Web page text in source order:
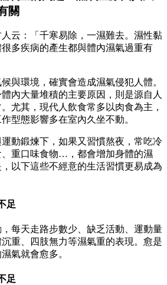
關
人云：「千寒易除，一濕難去。濕性黏
多疾病的產生都與體內濕氣過重有
與環境，確實會造成濕氣侵犯人體。
內大量堆積的主要原因，則是源自人
尤其，現代人飲食常多以肉食為主，
型態影響多在室內久坐不動。
動鍛煉下，如果又習慣熬夜，常吃冷
重口味食物…，都會增加身體的濕
以下這些不經意的生活習慣更易成為
足
每天走路步數少、缺乏活動、運動量
重、四肢無力等濕氣重的表現。愈是
氣就會愈多。
足